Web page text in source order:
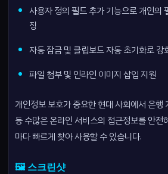
사용자 정의 필드 추가 기능으로 개인의
징
자동 잠금 및 클립보드 자동 초기화로 강
파일 첨부 및 인라인 이미지 삽입 지원
개인정보 보호가 중요한 현대 사회에서 은행
등 수많은 온라인 서비스의 접근정보를 안전
마다 빠르게 찾아 사용할 수 있습니다.
🖼️ 스크린샷